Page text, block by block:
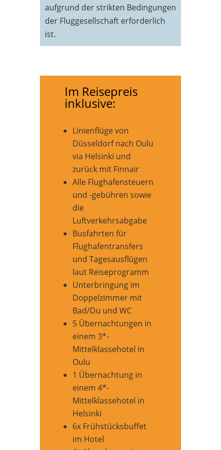
aufgrund der strikten Bedingungen
der Fluggesellschaft erforderlich
ist.
Im Reisepreis
inklusive:
Linienflüge von
Düsseldorf nach Oulu
via Helsinki und
zurück mit Finnair
Alle Flughafensteuern
und -gebühren sowie
die
Luftverkehrsabgabe
Busfahrten für
Flughafentransfers
und Tagesausflügen
laut Reiseprogramm
Unterbringung im
Doppelzimmer mit
Bad/Du und WC
5 Übernachtungen in
einem 3*-
Mittelklassehotel in
Oulu
1 Übernachtung in
einem 4*-
Mittelklassehotel in
Helsinki
6x Frühstücksbuffet
im Hotel